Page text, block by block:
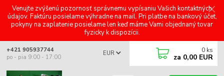
Venujte zvýšenú pozornosť správnemu vypísaniu Vašich kontaktných
údajov. Faktúru posielame výhradne na mail. Pri platbe na bankový účet,
pokyny na zaplatenie posielame len keď máme Vami objednaný tovar
fyzicky k dispozícii.
EUR
+421 905937744
po - pia 9:00 - 17:00
0 ks
za 0,00 EUR